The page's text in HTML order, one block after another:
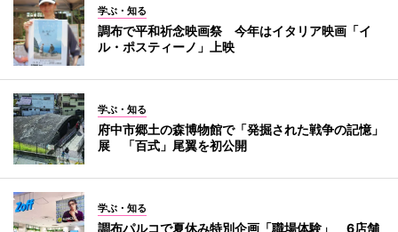
学ぶ・知る
調布で平和祈念映画祭 今年はイタリア映画「イ
ル・ポスティーノ」上映
学ぶ・知る
府中市郷土の森博物館で「発掘された戦争の記憶」
展 「百式」尾翼を初公開
学ぶ・知る
調布パルコで夏休み特別企画「職場体験」 6店舗